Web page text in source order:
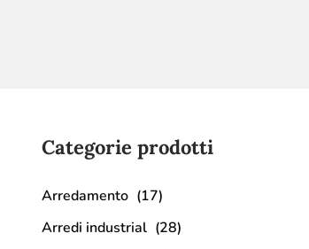
Categorie prodotti
Arredamento (17)
Arredi industrial (28)